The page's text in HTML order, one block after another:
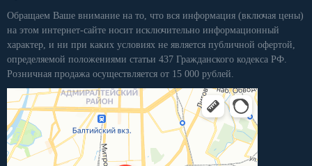
Обращаем Ваше внимание на то, что вся информация (включая цены)
на этом интернет-сайте носит исключительно информационный
характер, и ни при каких условиях не является публичной офертой,
определяемой положениями статьи 437 Гражданского кодекса РФ.
Розничная продажа осуществляется от 15 000 рублей.